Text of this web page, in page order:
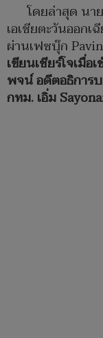
โดยล่าสุด น
เอเชียตะวันออกเ
ผ่านเฟซบุ๊ก
เขียนเชียร์โจเมื่
พจน์ อดีตอธิการ
กทม. เอิ่ม